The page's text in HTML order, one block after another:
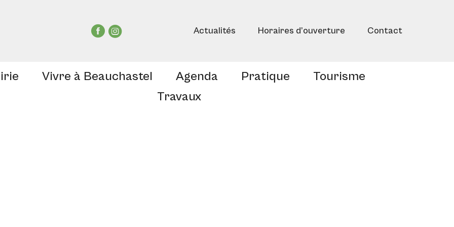
Actualités Horaires d’ouverture Contact
Vivre à Beauchastel Agenda Pratique
Tourisme
Travaux